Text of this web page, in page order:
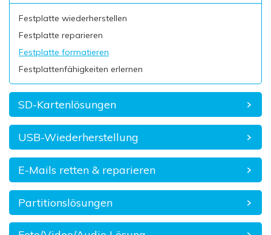
Festplatte wiederherstellen
Festplatte reparieren
Festplatte formatieren
Festplattenfähigkeiten erlernen
SD-Kartenlösungen
USB-Wiederherstellung
E-Mails retten & reparieren
Partitionslösungen